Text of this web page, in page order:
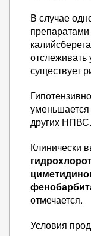
В случае
отслеживать
существует
других НПВС.
Клинически
отмечается.
Условия